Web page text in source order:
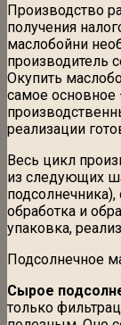
Производство
получения
маслобойни
производитель
Окупить
самое основное
реализации
Весь цикл
из следующих
подсолнечника),
обработка и
упаковка,
Подсолнечное
Сырое
только